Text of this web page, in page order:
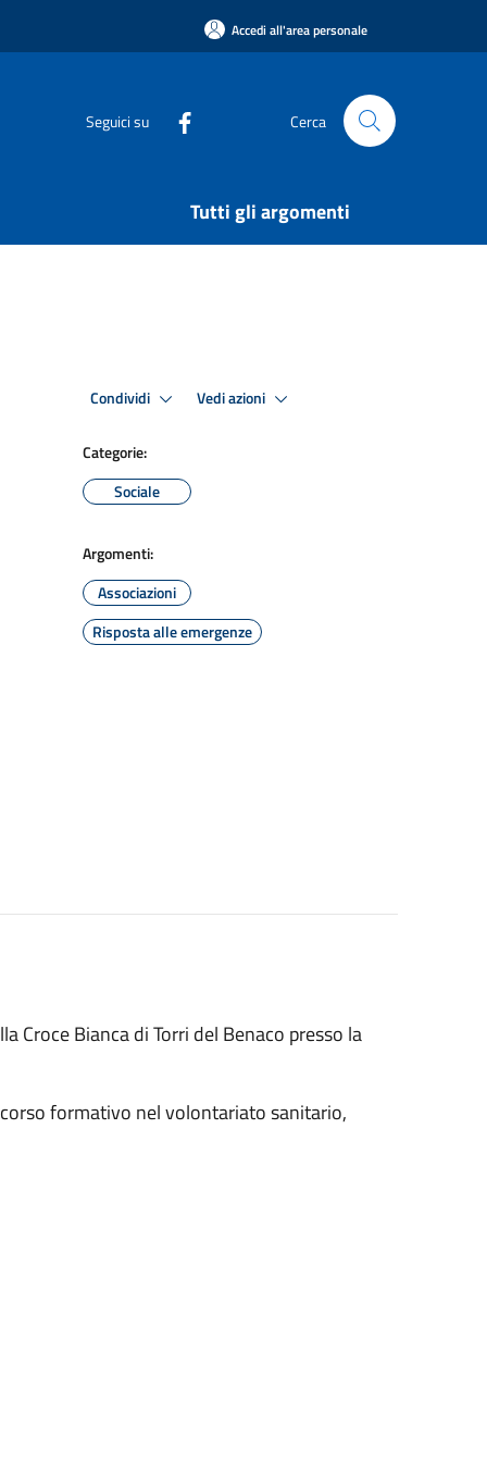
Accedi all'area personale
Seguici su Cerca
Tutti gli argomenti
Condividi Vedi azioni
Categorie:
Sociale
Argomenti:
Associazioni
Risposta alle emergenze
Croce Bianca di Torri del Benaco presso la
formativo nel volontariato sanitario,